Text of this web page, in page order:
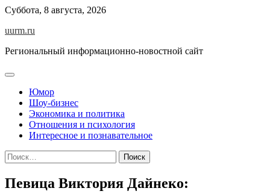
Skip
content
Суббота, 8 августа, 2026
uurm.ru
Региональный информационно-новостной сайт
Юмор
Шоу-бизнес
Экономика и политика
Отношения и психология
Интересное и познавательное
Найти:
Певица Виктория Дайнеко: